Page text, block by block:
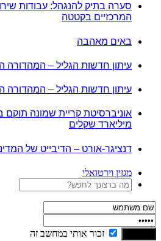
סערה בתיק להנגהל: עבודות
המרכזיים בקטטה
באים מאהבה
עיתון חדשות הגליל – המהדורה
עיתון חדשות הגליל – המהדורה
אוניברסיטת קריית שמונה
מיליארד שקלים
דנציגר-אורט – הדיבייט של
מגזין וירטואלי
זכור אותי במחשב זה